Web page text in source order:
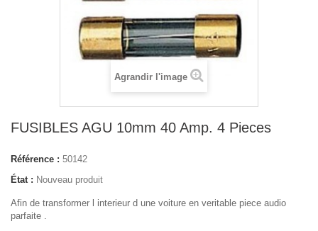
Agrandir l'image
FUSIBLES AGU 10mm 40 Amp. 4 Pieces
Référence : 50142
État : Nouveau produit
Afin de transformer l interieur d une voiture en veritable piece audio
parfaite .